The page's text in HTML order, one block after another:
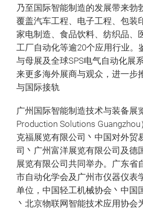
乃至国际智能制造的发展带来勃
覆盖汽车工程、电子工程、包装
家电制造、食品饮料、纺织品、
工厂自动化等逾20个应用行业。
与母展及全球SPS电气自动化展
来更多海外展商与观众，进一步
与国际接轨
广州国际智能制造技术与装备展
Production Solutions
克福展览有限公司丶中国对外贸
司丶广州富洋展览有限公司及德
展览有限公司共同举办。广东省
市自动化学会及广州市仪器仪表
单位，中国轻工机械协会丶中国
丶北京物联网智能技术应用协会